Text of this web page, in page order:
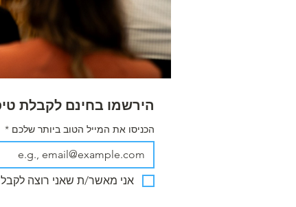
הירשמו בחינם לקבלת
הכניסו את המייל הטוב ביותר שלכם *
אני מאשר/ת שאני רוצה לקבל